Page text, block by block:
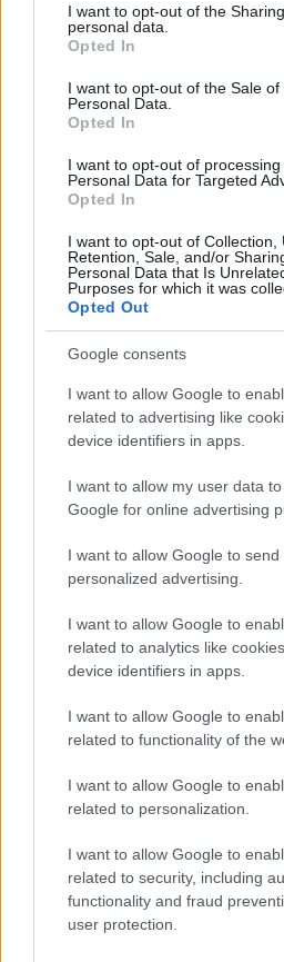
not limited to your visit or usage
grant or deny consent to Google
use your data for below specified
consent section.
I want to opt-out of the
personal data.
Opted In
I want to opt-out of the Sale of
Personal Data.
Opted In
I want to opt-out of processing
Personal Data for Targeted
Opted In
I want to opt-out of Collection,
Retention, Sale, and/or
Personal Data that Is
Purposes for which it was
Opted Out
Google consents
I want to allow Google to
related to advertising like
device identifiers in apps.
I want to allow my user data
Google for online advertising
I want to allow Google to send
personalized advertising.
I want to allow Google to
related to analytics like
device identifiers in apps.
I want to allow Google to
related to functionality of the
I want to allow Google to
related to personalization.
I want to allow Google to
related to security, including
functionality and fraud
user protection.
3 dolog, amit a
tanultam
•2021. június 03.
Mikor valaki kimondja, hogy
járok.”, nagyon sok féle
valami hatalmas baj van
fordul, lehet, hogy őrült.